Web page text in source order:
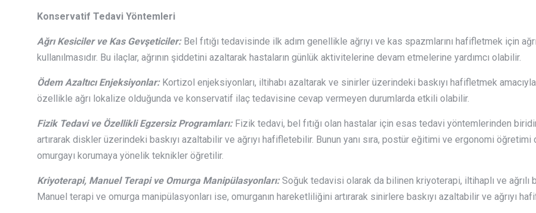
Konservatif Tedavi Yöntemleri
Ağrı Kesiciler ve Kas Gevşeticiler:Bel fıtığı tedavisinde ilk adım genellikle ağrıyı ve kas spazmlarını hafifletmek için
kullanılmasıdır. Bu ilaçlar, ağrının şiddetini azaltarak hastaların günlük aktivitelerine devam etmelerine yardımcı olabilir.
Ödem Azaltıcı Enjeksiyonlar:Kortizol enjeksiyonları, iltihabı azaltarak ve sinirler üzerindeki baskıyı hafifletmek
özellikle ağrı lokalize olduğunda ve konservatif ilaç tedavisine cevap vermeyen durumlarda etkili olabilir.
Fizik Tedavi ve Özellikli Egzersiz Programları:Fizik tedavi, bel fıtığı olan hastalar için esas tedavi yöntemlerinden
artırarak diskler üzerindeki baskıyı azaltabilir ve ağrıyı hafifletebilir. Bunun yanı sıra, postür eğitimi ve ergonomi
omurgayı korumaya yönelik teknikler öğretilir.
Kriyoterapi, Manuel Terapi ve Omurga Manipülasyonları:Soğuk tedavisi olarak da bilinen kriyoterapi, iltihaplı ve ağrılı
Manuel terapi ve omurga manipülasyonları ise, omurganın hareketliliğini artırarak sinirlere baskıyı azaltabilir ve ağrıyı